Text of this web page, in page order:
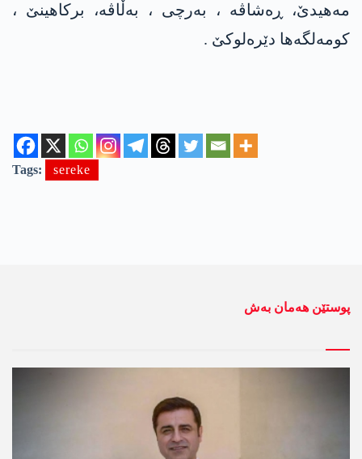
مه‌هیدێ، ڕه‌شاڤه‌ ، به‌رچی ، به‌ڵاڤه‌، برکاهینێ ،
کومه‌لگه‌ها دێره‌لوکێ .
Tags: sereke
پوستێن ھەمان بەش